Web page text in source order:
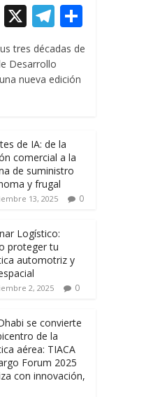
W
s
X T
el
e
gr
m
tres décadas de
Desarrollo
nueva edición
de IA: de la
comercial a la
de suministro
y frugal
13, 2025 0
Logístico:
proteger tu
automotriz y
2, 2025 0
se convierte
de la
aérea: TIACA
Forum 2025
con innovación,